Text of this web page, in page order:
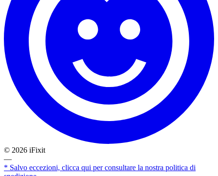
© 2026 iFixit
—
* Salvo eccezioni, clicca qui per consultare la nostra politica di